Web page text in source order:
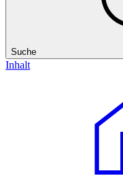
Suche
Inhalt